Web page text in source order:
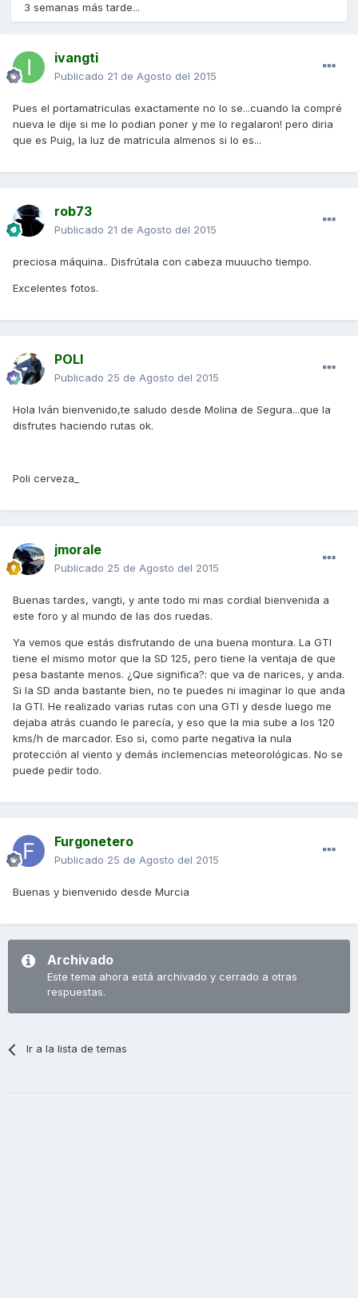
3 semanas más tarde...
ivangti
Publicado 21 de Agosto del 2015
Pues el portamatriculas exactamente no lo se...cuando la compré
nueva le dije si me lo podian poner y me lo regalaron! pero diria
que es Puig, la luz de matricula almenos si lo es...
rob73
Publicado 21 de Agosto del 2015
preciosa máquina.. Disfrútala con cabeza muuucho tiempo.
Excelentes fotos.
POLI
Publicado 25 de Agosto del 2015
Hola Iván bienvenido,te saludo desde Molina de Segura...que la
disfrutes haciendo rutas ok.
Poli cerveza_
jmorale
Publicado 25 de Agosto del 2015
Buenas tardes, vangti, y ante todo mi mas cordial bienvenida a
este foro y al mundo de las dos ruedas.
Ya vemos que estás disfrutando de una buena montura. La GTI
tiene el mismo motor que la SD 125, pero tiene la ventaja de que
pesa bastante menos. ¿Que significa?: que va de narices, y anda.
Si la SD anda bastante bien, no te puedes ni imaginar lo que anda
la GTI. He realizado varias rutas con una GTI y desde luego me
dejaba atrás cuando le parecía, y eso que la mia sube a los 120
kms/h de marcador. Eso si, como parte negativa la nula
protección al viento y demás inclemencias meteorológicas. No se
puede pedir todo.
Furgonetero
Publicado 25 de Agosto del 2015
Buenas y bienvenido desde Murcia
Archivado
Este tema ahora está archivado y cerrado a otras
respuestas.
Ir a la lista de temas